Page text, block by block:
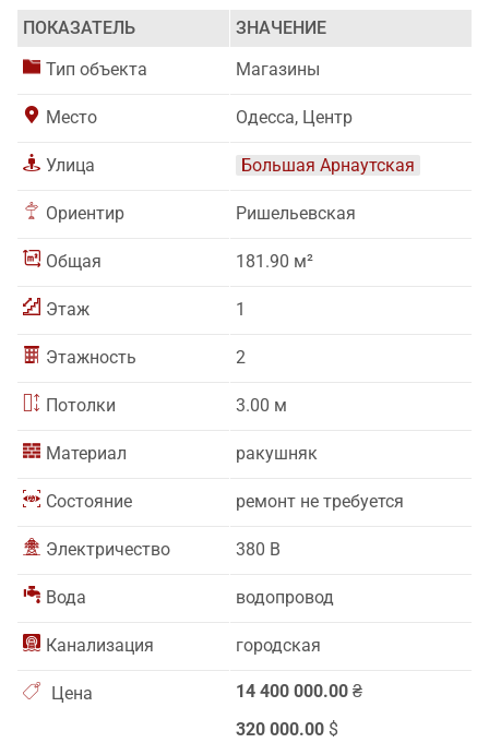
ПОКАЗАТЕЛЬ
ЗНАЧЕНИЕ
Тип объекта
Магазины
Место Одесса, Центр
Улица Большая Арнаутская
Ориентир Ришельевская
Общая 181.90 м²
Этаж 1
Этажность 2
Потолки 3.00 м
Материал ракушняк
Состояние ремонт не требуется
Электричество 380 В
Вода водопровод
Канализация городская
Цена 14 400 000.00 ₴
320 000.00 $